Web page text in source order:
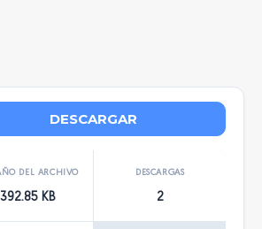
DESCARGAR
DEL ARCHIVO
392.85 KB
DESCARGAS
2